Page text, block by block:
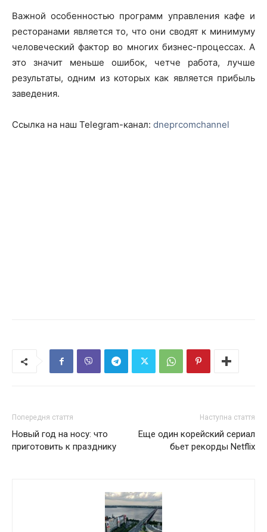
Важной особенностью программ управления кафе и
ресторанами является то, что они сводят к минимуму
человеческий фактор во многих бизнес-процессах. А
это значит меньше ошибок, четче работа, лучше
результаты, одним из которых как является прибыль
заведения.
Ссылка на наш Telegram-канал: dneprcomchannel
Попередня стаття
Новый год на носу: что
приготовить к празднику
Наступна стаття
Еще один корейский сериал
бьет рекорды Netflix